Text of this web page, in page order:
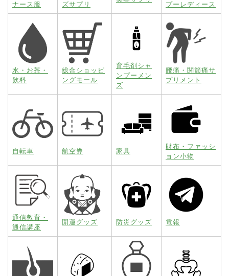
ナース服 ズサプリ プーレディース
水・お茶・
飲料
総合ショッピ
ングモール
育毛剤シャ
ンプーメン
ズ
腰痛・関節痛サ
プリメント
自転車 航空券 家具
財布・ファッシ
ョン小物
通信教育・
通信講座
開運グッズ 防災グッズ 電報